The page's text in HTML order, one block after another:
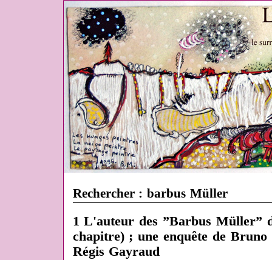
Rechercher : barbus Müller
1 L'auteur des ”Barbus Müller”
chapitre) ; une enquête de
Régis Gayraud